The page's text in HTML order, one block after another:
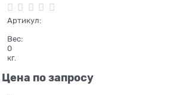
Артикул:
Вес:
0
кг.
Цена по запросу